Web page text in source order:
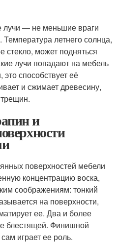
— не меньшие враги
летнего солнца,
стекло, может подняться
лучи попадают на мебель
способствует её
и сжимает древесину,
и
поверхностей мебели
концентрацию воска,
соображениям: тонкий
на поверхности,
ее. Два и более
блестящей. Финишной
играет ее роль.